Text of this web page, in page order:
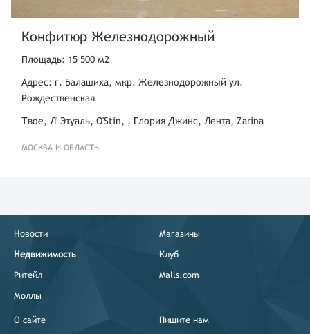
Конфитюр Железнодорожный
Площадь: 15 500 м2
Адрес: г. Балашиха, мкр. Железнодорожный ул.
Рождественская
Твое, Л' Этуаль, O'Stin, , Глория Джинс, Лента, Zarina
МОСКВА И ОБЛАСТЬ
Новости
Недвижимость
Ритейл
Моллы
Магазины
Клуб
Malls.com
О сайте
Пишите нам